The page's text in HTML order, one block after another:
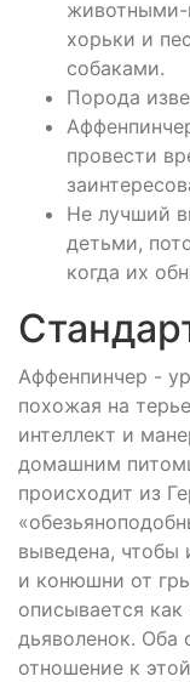
животными-
хорьки и
собаками.
Порода
провести
Не лучший
детьми,
когда их
Аффенпинчер -
похожая на
интеллект и
домашним
происходит из
выведена, чтобы
и конюшни от
описывается
дьяволенок.
отношение к